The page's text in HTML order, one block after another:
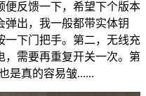
便反馈一下，希望下个版本
弹出，我一般都带实体钥
一下门把手。第二，无线充
，需要再重复开关一次。第
是真的容易皱......